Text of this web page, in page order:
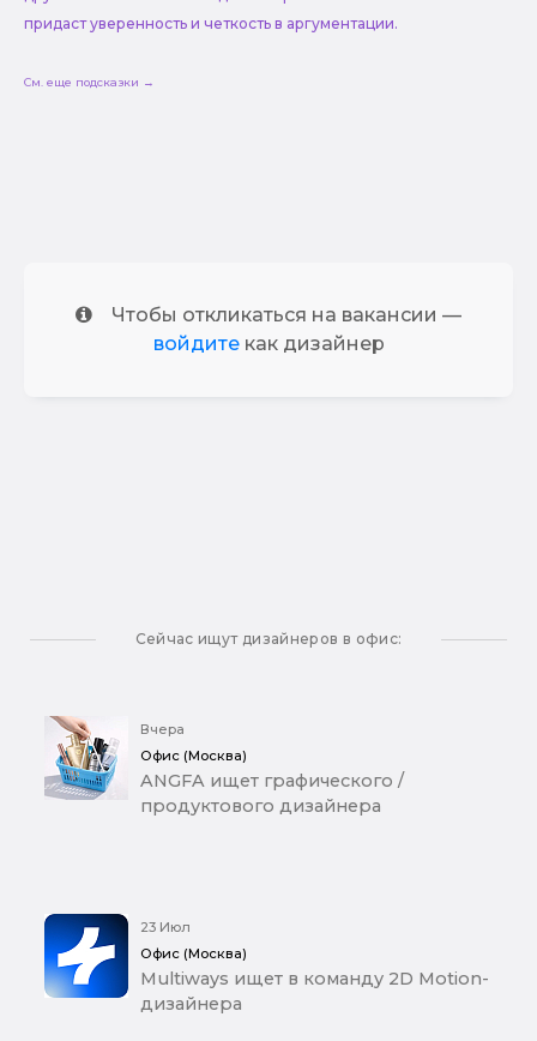
придаст уверенность и четкость в аргументации.
См. еще подсказки →
Чтобы откликаться на вакансии —
войдитекак дизайнер
Сейчас ищут дизайнеров в офис:
Вчера
Офис (Москва)
ANGFA ищет графического /
продуктового дизайнера
23 Июл
Офис (Москва)
Multiways ищет в команду 2D Motion-
дизайнера